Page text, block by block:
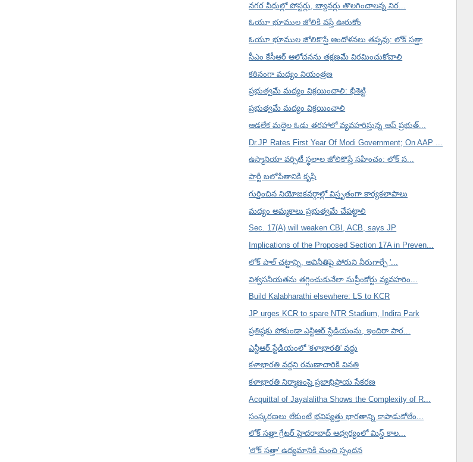
నగర వీధుల్లో పోస్టర్లు, బ్యానర్లు తొలగించాలన్న నిర...
ఓయూ భూముల జోలికి వస్తే ఊరుకోం
ఓయూ భూముల జోలికొస్తే ఆందోళనలు తప్పవు: లోక్ సత్తా
సీఎం కేసీఆర్ ఆలోచనను తక్షణమే విరమించుకోవాలి
కఠినంగా మద్యం నియంత్రణ
ప్రభుత్వమే మద్యం విక్రయించాలి: భీశెట్టి
ప్రభుత్వమే మద్యం విక్రయించాలి
ఆడలేక మద్దెల ఓడు తరహాలో వ్యవహరిస్తున్న ఆప్ ప్రభుత్...
Dr.JP Rates First Year Of Modi Government; On AAP ...
ఉస్మానియా వర్సిటీ స్థలాల జోలికొస్తే సహించం: లోక్ స...
పార్టీ బలోపేతానికి కృషి
గుర్తించిన నియోజకవర్గాల్లో విస్తృతంగా కార్యకలాపాలు
మద్యం అమ్మకాలు ప్రభుత్వమే చేపట్టాలి
Sec. 17(A) will weaken CBI, ACB, says JP
Implications of the Proposed Section 17A in Preven...
లోక్ పాల్ చట్టాన్ని, అవినీతిపై పోరుని నీరుగార్చే '...
విశ్వసనీయతను తగ్గించుకునేలా సుప్రీంకోర్టు వ్యవహరిం...
Build Kalabharathi elsewhere: LS to KCR
JP urges KCR to spare NTR Stadium, Indira Park
ప్రతిష్ఠకు పోకుండా ఎన్టీఆర్ స్టేడియంను, ఇందిరా పార...
ఎన్టీఆర్ స్టేడియంలో 'కళాభారతి' వద్దు
కళాభారతి వద్దని రమణాచారికి వినతి
కళాభారతి నిర్మాణంపై ప్రజాభిప్రాయ సేకరణ
Acquittal of Jayalalitha Shows the Complexity of R...
సంస్కరణలు లేకుంటే భవిష్యత్తు భారతాన్ని కాపాడుకోలేం...
లోక్ సత్తా గ్రేటర్ హైదరాబాద్ ఆధ్వర్యంలో మిస్డ్ కాల...
'లోక్ సత్తా' ఉద్యమానికి మంచి స్పందన